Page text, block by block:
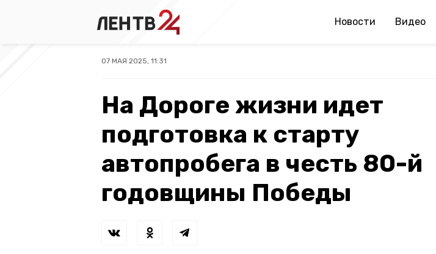
Новости Видео
07 МАЯ 2025, 11:31
На Дороге жизни идет
подготовка к старту
автопробега в честь 80-й
годовщины Победы